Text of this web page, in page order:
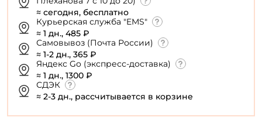
≈ сегодня, бесплатно
Курьерская служба "EMS"
≈ 1 дн., 485 ₽
Самовывоз (Почта России)
≈ 1-2 дн., 365 ₽
Яндекс Go (экспресс-доставка)
≈ 1 дн., 1300 ₽
СДЭК
≈ 2-3 дн., рассчитывается в корзине